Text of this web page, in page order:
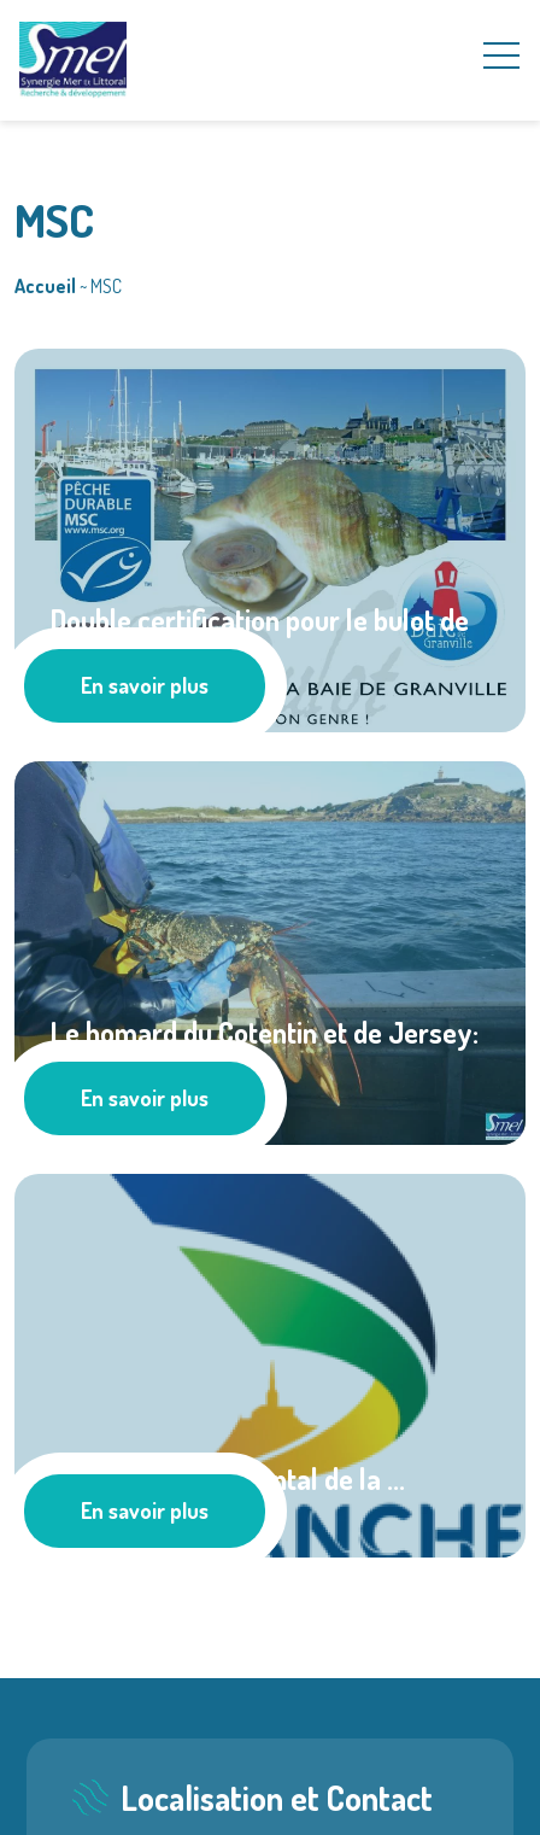
MSC
Accueil ~MSC
Double certification pour le bulot de
la côte ...
Les actus
En savoir plus
Le homard du Cotentin et de Jersey:
une pêcherie ...
Pêche
En savoir plus
Conseil départemental de la ...
Nos partenaires
En savoir plus
Localisation et Contact